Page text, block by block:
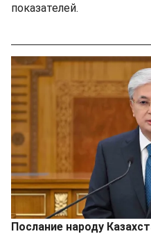
показателей.
Послание народу